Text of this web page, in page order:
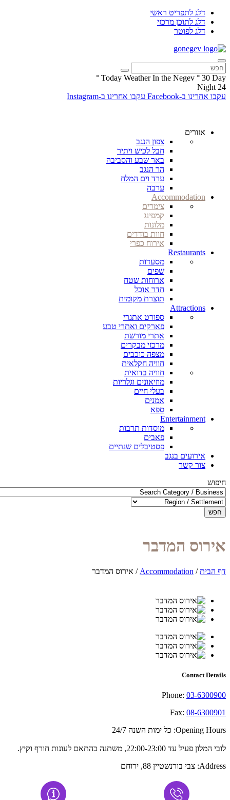
דלג לתפריט ראשי
דלג לתוכן מרכזי
דלג לפוטר
Today Weather In the Negev ° 30 Day
°
24
Night
עקבו אחרינו ב-Facebook
עקבו אחרינו ב-Instagram
אזורים
צפון הנגב
חבל לכיש ויתיר
באר שבע והסביבה
הר הנגב
ערד וים המלח
ערבה
Accommodation
צימרים
קמפינג
מלונות
חוות בודדים
אירוח כפרי
Restaurants
מסעדות
שפים
ארוחות שטח
חדר אוכל
תוצרת מקומית
Attractions
ספורט אתגרי
פארקים ואתרי טבע
אתרי מורשת
מרכזי מבקרים
מצפה כוכבים
חוויה חקלאית
חוויה בדואית
מוזיאונים וגלריות
בעלי חיים
אמנים
ספא
Entertainment
מוסדות תרבות
פאבים
פסטיבלים שנתיים
אירועים בנגב
צור קשר
חיפוש
חפש
אירוס המדבר
דף הבית/
Accommodation
/ אירוס המדבר
Contact Details
Phone: 03-6300900
Fax: 08-6300901
Opening Hours: כל ימות השנה 24/7
לובי המלון פעיל עד 22:00-23:00, משתנה בהתאם לעונות חורף וקיץ.
Address: צבי בורנשטיין 88, ירוחם